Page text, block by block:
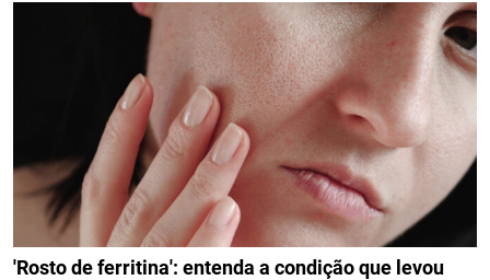
'Rosto de ferritina': entenda a condição que levou